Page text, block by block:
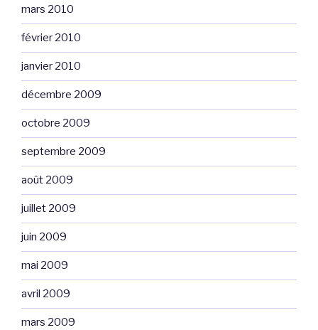
mars 2010
février 2010
janvier 2010
décembre 2009
octobre 2009
septembre 2009
août 2009
juillet 2009
juin 2009
mai 2009
avril 2009
mars 2009